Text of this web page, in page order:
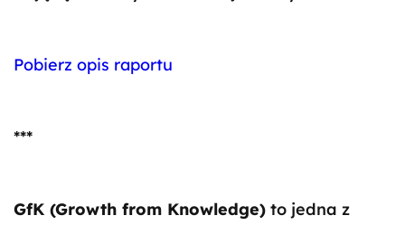
Pobierz opis raportu
***
GfK (Growth from Knowledge) to jedna z